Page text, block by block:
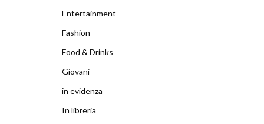
Entertainment
Fashion
Food & Drinks
Giovani
in evidenza
In libreria